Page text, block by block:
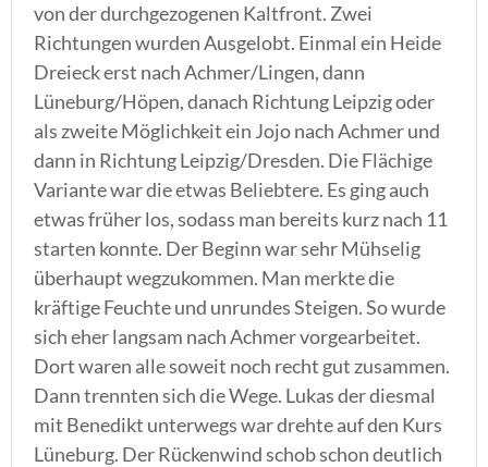
von der durchgezogenen Kaltfront. Zwei
Richtungen wurden Ausgelobt. Einmal ein Heide
Dreieck erst nach Achmer/Lingen, dann
Lüneburg/Höpen, danach Richtung Leipzig oder
als zweite Möglichkeit ein Jojo nach Achmer und
dann in Richtung Leipzig/Dresden. Die Flächige
Variante war die etwas Beliebtere. Es ging auch
etwas früher los, sodass man bereits kurz nach 11
starten konnte. Der Beginn war sehr Mühselig
überhaupt wegzukommen. Man merkte die
kräftige Feuchte und unrundes Steigen. So wurde
sich eher langsam nach Achmer vorgearbeitet.
Dort waren alle soweit noch recht gut zusammen.
Dann trennten sich die Wege. Lukas der diesmal
mit Benedikt unterwegs war drehte auf den Kurs
Lüneburg. Der Rückenwind schob schon deutlich